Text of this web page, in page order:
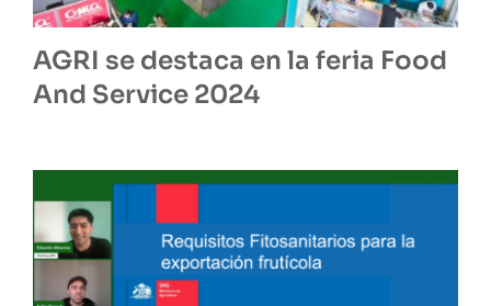
AGRI se destaca en la feria Food
And Service 2024